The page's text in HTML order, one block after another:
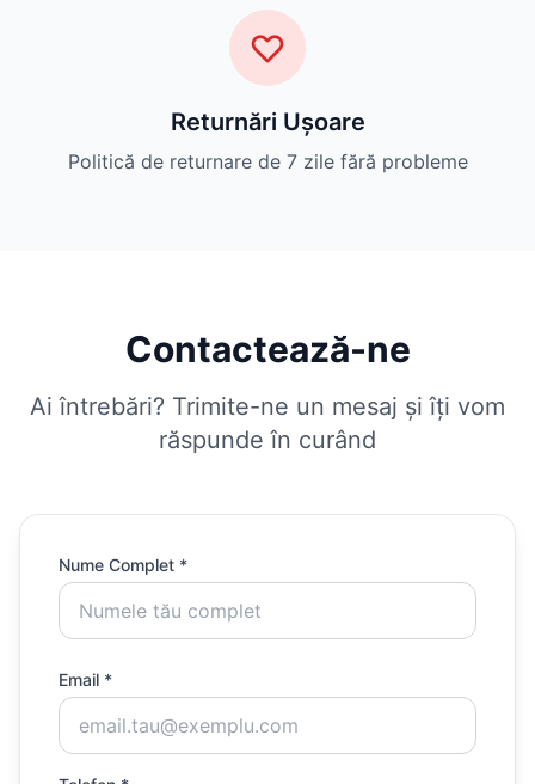
Returnări Ușoare
Politică de returnare de 7 zile fără probleme
Contactează-ne
Ai întrebări? Trimite-ne un mesaj și îți vom
răspunde în curând
Nume Complet *
Email *